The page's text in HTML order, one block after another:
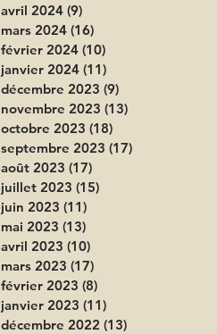
avril 2024 (9)
mars 2024 (16)
février 2024 (10)
janvier 2024 (11)
décembre 2023 (9)
novembre 2023 (13)
octobre 2023 (18)
septembre 2023 (17)
août 2023 (17)
juillet 2023 (15)
juin 2023 (11)
mai 2023 (13)
avril 2023 (10)
mars 2023 (17)
février 2023 (8)
janvier 2023 (11)
décembre 2022 (13)